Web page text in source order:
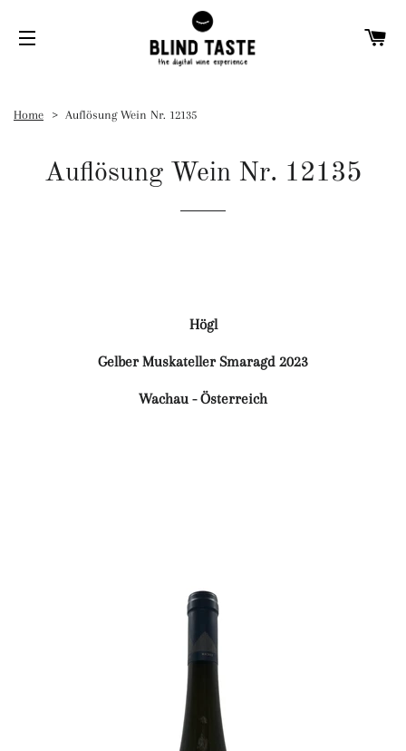
SEITENNAVIGATION
Home Auflösung Wein Nr. 12135
Auflösung Wein Nr. 12135
Högl
Gelber Muskateller Smaragd 2023
Wachau - Österreich